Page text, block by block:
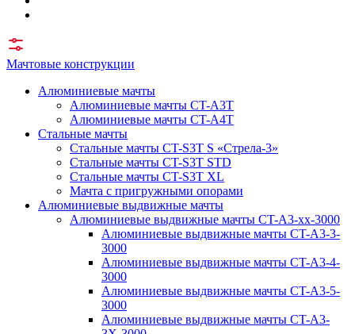
Мачтовые конструкции
Алюминиевые мачты
Алюминиевые мачты CT-A3T
Алюминиевые мачты CT-A4T
Стальные мачты
Стальные мачты CT-S3T S «Стрела-3»
Стальные мачты CT-S3T STD
Стальные мачты CT-S3T XL
Мачта с пригружными опорами
Алюминиевые выдвижные мачты
Алюминиевые выдвижные мачты CT-A3-xx-3000
Алюминиевые выдвижные мачты CT-A3-3-
3000
Алюминиевые выдвижные мачты CT-A3-4-
3000
Алюминиевые выдвижные мачты CT-A3-5-
3000
Алюминиевые выдвижные мачты CT-A3-